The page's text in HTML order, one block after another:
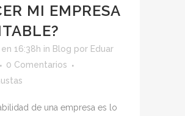
MI EMPRESA
16:38h in Blog por Eduar
0 Comentarios
de una empresa es lo